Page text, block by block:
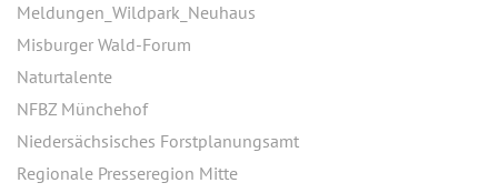
Meldungen_Wildpark_Neuhaus
Misburger Wald-Forum
Naturtalente
NFBZ Münchehof
Niedersächsisches Forstplanungsamt
Regionale Presseregion Mitte